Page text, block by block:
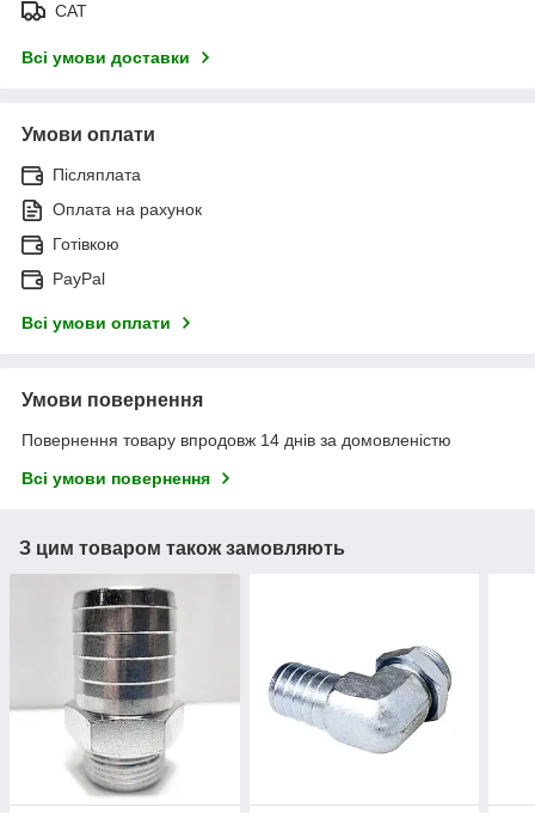
САТ
Всі умови доставки
Умови оплати
Післяплата
Оплата на рахунок
Готівкою
PayPal
Всі умови оплати
Умови повернення
Повернення товару впродовж 14 днів за домовленістю
Всі умови повернення
З цим товаром також замовляють